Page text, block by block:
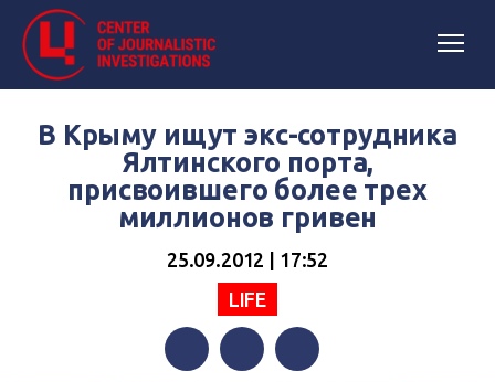
В Крыму ищут экс-сотрудника
Ялтинского порта,
присвоившего более трех
миллионов гривен
25.09.2012 | 17:52
LIFE